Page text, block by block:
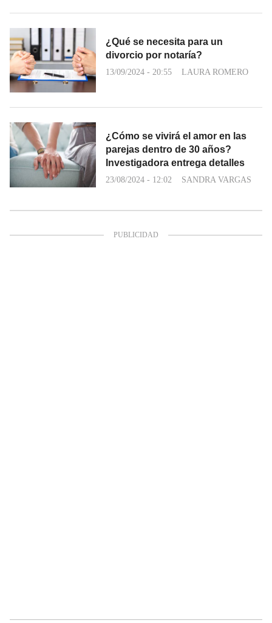
¿Qué se necesita para un
divorcio por notaría?
13/09/2024 - 20:55 LAURA ROMERO
¿Cómo se vivirá el amor en las
parejas dentro de 30 años?
Investigadora entrega detalles
23/08/2024 - 12:02 SANDRA VARGAS